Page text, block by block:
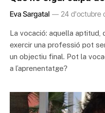
Eva Sargatal 24 d'octubre
La vocació: aquella aptitud,
exercir una professió pot
un objectiu final. Pot la
a l’aprenentatge?